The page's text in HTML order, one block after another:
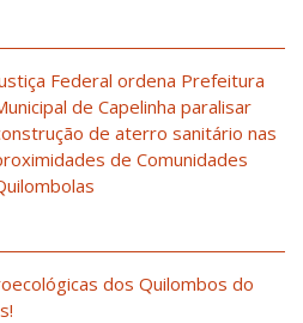
Federal ordena Prefeitura
de Capelinha paralisar
de aterro sanitário nas
de Comunidades
dos Quilombos do